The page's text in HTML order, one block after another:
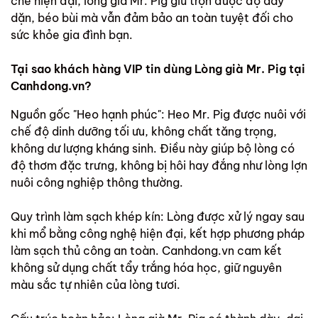
dặn, béo bùi mà vẫn đảm bảo an toàn tuyệt đối cho
sức khỏe gia đình bạn.
Tại sao khách hàng VIP tin dùng Lòng già Mr. Pig tại
Canhdong.vn?
Nguồn gốc "Heo hạnh phúc": Heo Mr. Pig được nuôi với
chế độ dinh dưỡng tối ưu, không chất tăng trọng,
không dư lượng kháng sinh. Điều này giúp bộ lòng có
độ thơm đặc trưng, không bị hôi hay đắng như lòng lợn
nuôi công nghiệp thông thường.
Quy trình làm sạch khép kín: Lòng được xử lý ngay sau
khi mổ bằng công nghệ hiện đại, kết hợp phương pháp
làm sạch thủ công an toàn. Canhdong.vn cam kết
không sử dụng chất tẩy trắng hóa học, giữ nguyên
màu sắc tự nhiên của lòng tươi.